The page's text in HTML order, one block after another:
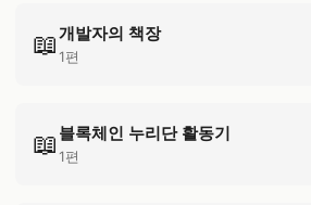
📖개발자의 책장
1편
📖 블록체인 누리단 활동기
1편